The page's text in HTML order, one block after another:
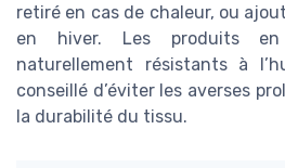
retiré en cas de chaleur, ou
en hiver. Les produits
naturellement résistants à
conseillé d’éviter les averses
la durabilité du tissu.